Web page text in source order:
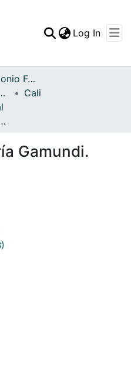
Statistics
Log In
Archivo del Patrimonio Fotográfico y Fílmico del Valle del Cauca
Occidente
Cali
Gamundi.
Gamundi.